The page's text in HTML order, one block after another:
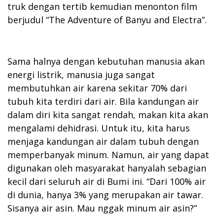
truk dengan tertib kemudian menonton film
berjudul “The Adventure of Banyu and Electra”.
Sama halnya dengan kebutuhan manusia akan
energi listrik, manusia juga sangat
membutuhkan air karena sekitar 70% dari
tubuh kita terdiri dari air. Bila kandungan air
dalam diri kita sangat rendah, makan kita akan
mengalami dehidrasi. Untuk itu, kita harus
menjaga kandungan air dalam tubuh dengan
memperbanyak minum. Namun, air yang dapat
digunakan oleh masyarakat hanyalah sebagian
kecil dari seluruh air di Bumi ini. “Dari 100% air
di dunia, hanya 3% yang merupakan air tawar.
Sisanya air asin. Mau nggak minum air asin?”